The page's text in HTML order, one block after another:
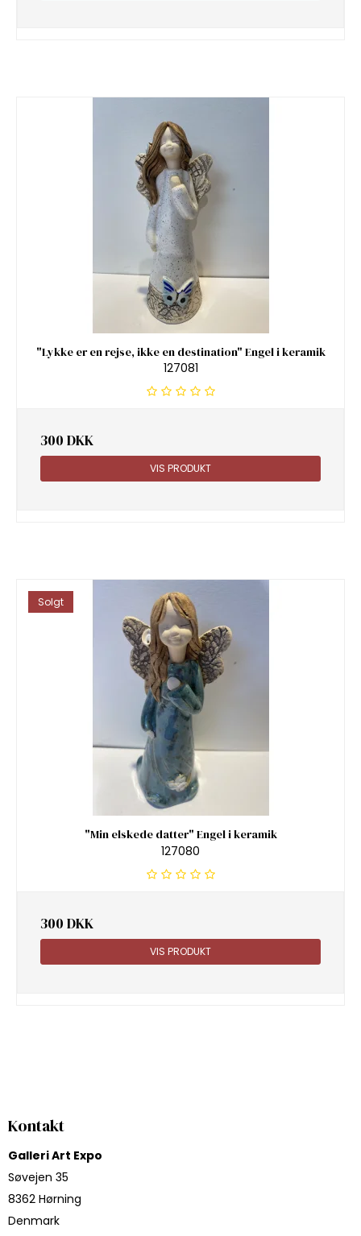
"Lykke er en rejse, ikke en destination" Engel i keramik
127081
300 DKK
VIS PRODUKT
Solgt
"Min elskede datter" Engel i keramik
127080
300 DKK
VIS PRODUKT
Kontakt
Galleri Art Expo
Søvejen 35
8362 Hørning
Denmark